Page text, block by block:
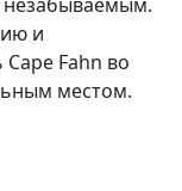
и
Fahn во
местом.